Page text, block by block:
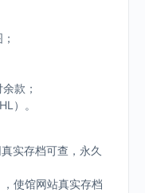
款；
）。
实存档可查，永久
使馆网站真实存档